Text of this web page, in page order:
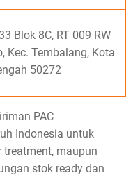
Blok 8C, RT 009 RW
Kec. Tembalang, Kota
50272
PAC
Indonesia untuk
treatment, maupun
stok ready dan